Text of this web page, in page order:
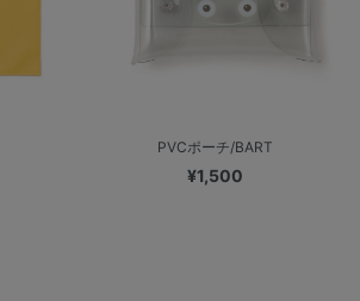
PVCポーチ/BART
¥1,500